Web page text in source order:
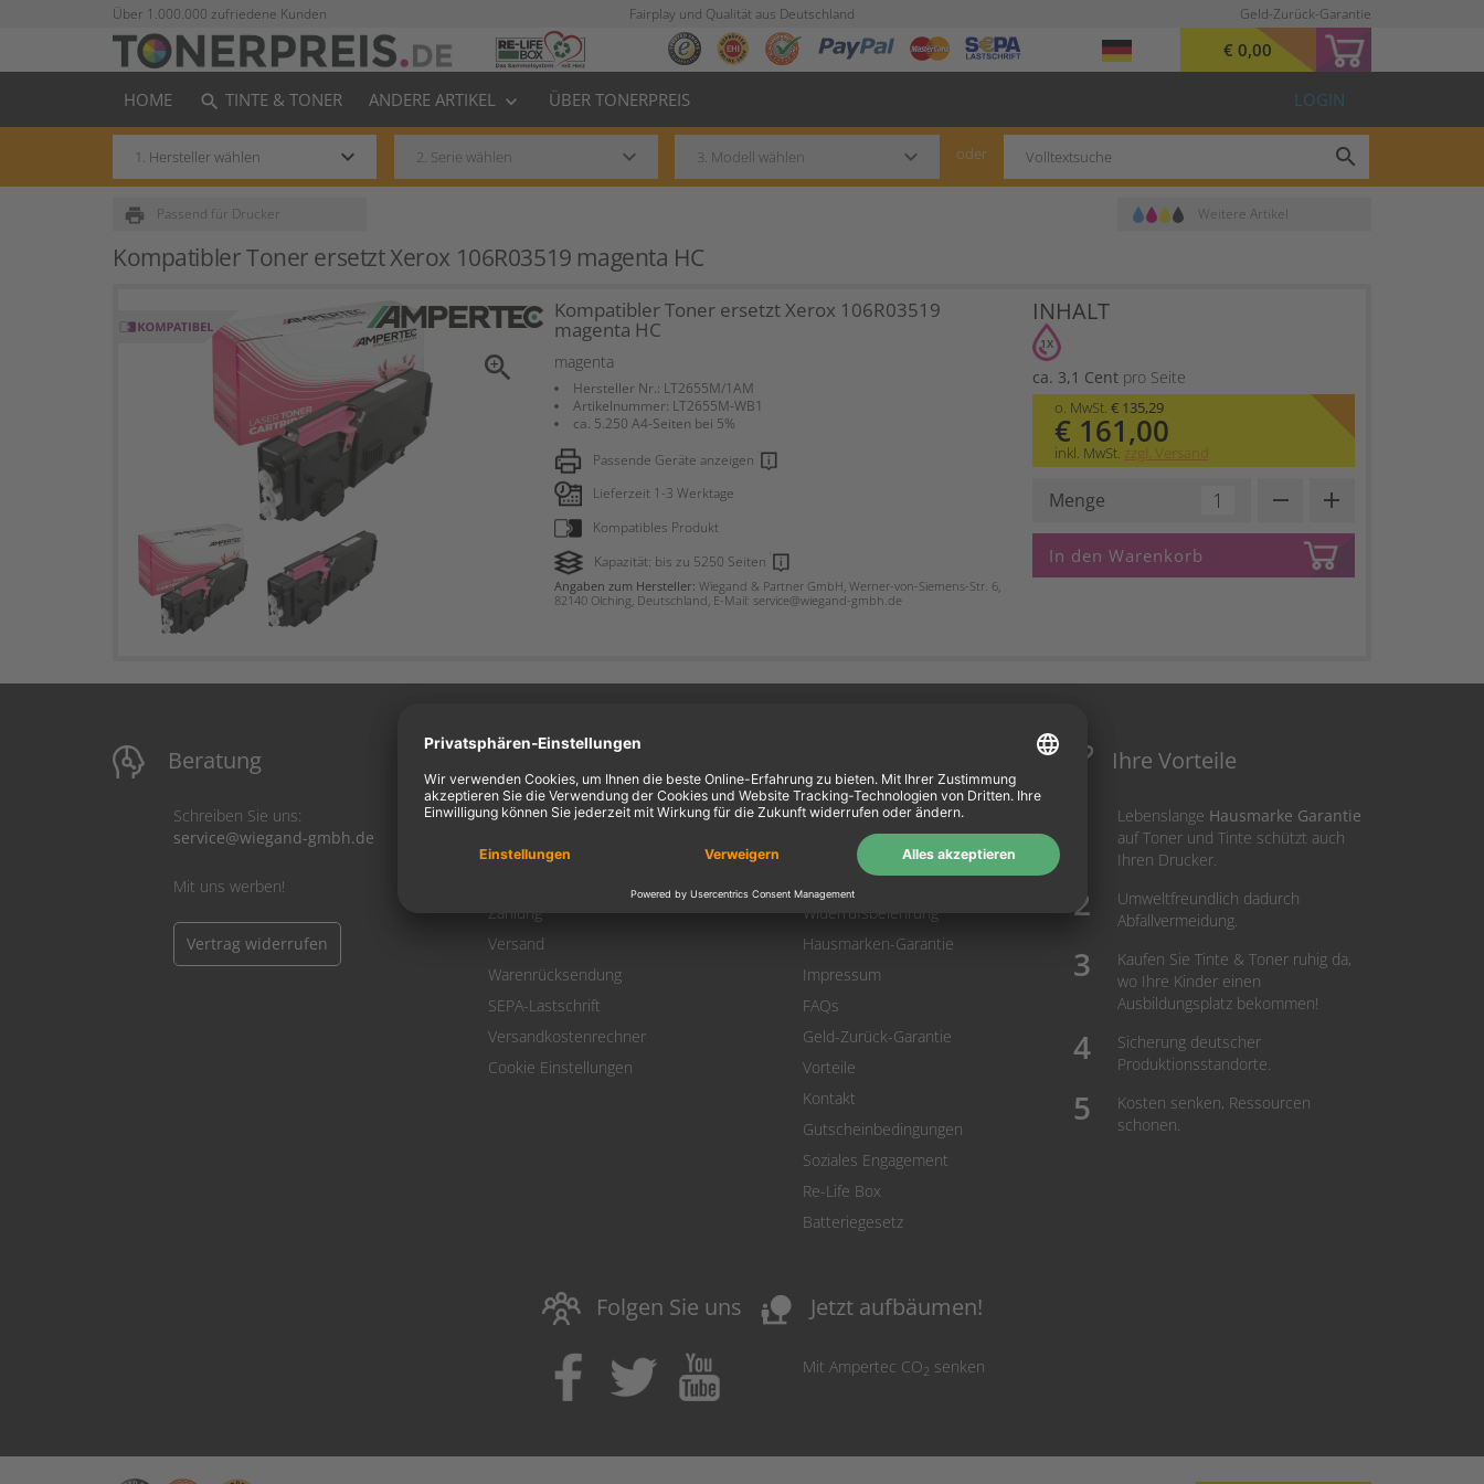
Über 1.000.000 zufriedene Kunden Fairplay und Qualität aus Deutschland Geld-Zurück-Garantie
€ 0,00
HOME search TINTE & TONER ANDERE ARTIKEL keyboard_arrow_down ÜBER TONERPREIS LOGIN
keyboard_arrow_down keyboard_arrow_down keyboard_arrow_down oder search
Passend für Drucker
print Weitere Artikel
Kompatibler Toner ersetzt Xerox 106R03519 magenta HC
zoom_in
Kompatibler Toner ersetzt Xerox 106R03519
magenta HC
magenta
Hersteller Nr.: LT2655M/1AM
Artikelnummer: LT2655M-WB1
ca. 5.250 A4-Seiten bei 5%
Passende Geräte anzeigen
Lieferzeit 1-3 Werktage
Kompatibles Produkt
Kapazität: bis zu 5250 Seiten
Angaben zum Hersteller: Wiegand & Partner GmbH, Werner-von-Siemens-Str. 6,
82140 Olching, Deutschland, E-Mail: service@wiegand-gmbh.de
INHALT
1X
ca. 3,1 Centpro Seite
o. MwSt. € 135,29
€ 161,00
inkl. MwSt. zzgl. Versand
Menge remove add
In den Warenkorb
Beratung
Schreiben Sie uns:
service@wiegand-gmbh.de
Mit uns werben!
Vertrag widerrufen
Mein Konto
Login
Zahlung
Versand
Warenrücksendung
SEPA-Lastschrift
Versandkostenrechner
Cookie Einstellungen
Über uns
Datenschutz
Widerrufsbelehrung
Hausmarken-Garantie
Impressum
FAQs
Geld-Zurück-Garantie
Vorteile
Kontakt
Gutscheinbedingungen
Soziales Engagement
Re-Life Box
Batteriegesetz
Ihre Vorteile
Lebenslange Hausmarke Garantie
auf Toner und Tinte schützt auch
Ihren Drucker.
Umweltfreundlich dadurch
Abfallvermeidung.
Kaufen Sie Tinte & Toner ruhig da,
wo Ihre Kinder einen
Ausbildungsplatz bekommen!
Sicherung deutscher
Produktionsstandorte.
Kosten senken, Ressourcen
schonen.
Folgen Sie uns nature_people Jetzt aufbäumen!
Mit Ampertec CO2 senken